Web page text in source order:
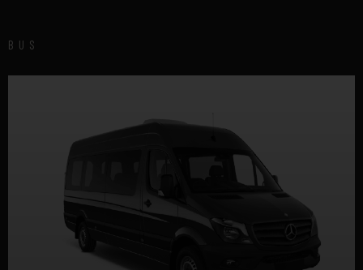
BUS